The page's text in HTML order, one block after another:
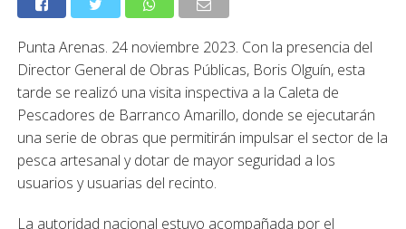
Punta Arenas. 24 noviembre 2023. Con la presencia del
Director General de Obras Públicas, Boris Olguín, esta
tarde se realizó una visita inspectiva a la Caleta de
Pescadores de Barranco Amarillo, donde se ejecutarán
una serie de obras que permitirán impulsar el sector de la
pesca artesanal y dotar de mayor seguridad a los
usuarios y usuarias del recinto.
La autoridad nacional estuvo acompañada por el